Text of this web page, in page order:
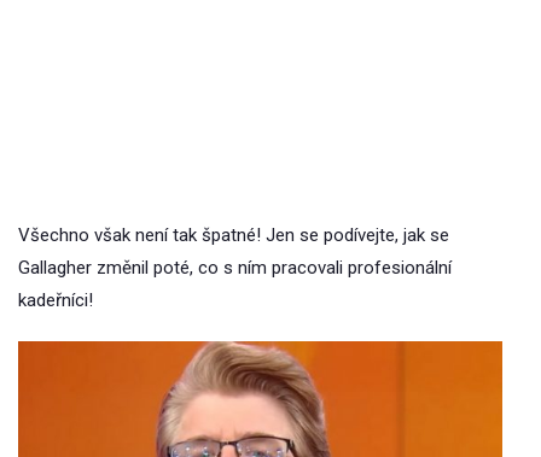
Všechno však není tak špatné! Jen se podívejte, jak se
Gallagher změnil poté, co s ním pracovali profesionální
kadeřníci!